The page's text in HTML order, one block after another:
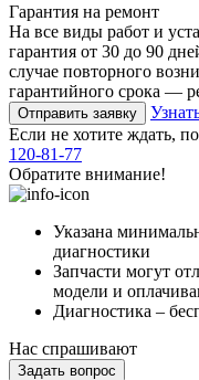
Гарантия на ремонт
На все виды работ и
гарантия от 30 до 90
случае повторного
гарантийного срока —
Отправить заявку
Если не хотите ждать,
120-81-77
Обратите внимание!
Указана
диагностики
Запчасти могут
модели и
Диагностика –
Нас спрашивают
Задать вопрос